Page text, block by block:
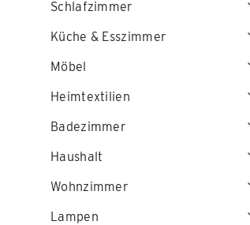
Schlafzimmer
Küche & Esszimmer
Möbel
Heimtextilien
Badezimmer
Haushalt
Wohnzimmer
Lampen